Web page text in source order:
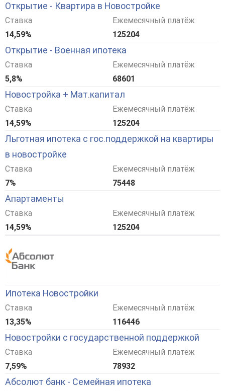
Открытие - Квартира в Новостройке
Ставка
14,59%
Ежемесячный платёж
125204
Открытие - Военная ипотека
Ставка
5,8%
Ежемесячный платёж
68601
Новостройка + Мат.капитал
Ставка
14,59%
Ежемесячный платёж
125204
Льготная ипотека с гос.поддержкой на квартиры
в новостройке
Ставка
7%
Ежемесячный платёж
75448
Апартаменты
Ставка
14,59%
Ежемесячный платёж
125204
Ипотека Новостройки
Ставка
13,35%
Ежемесячный платёж
116446
Новостройки с государственной поддержкой
Ставка
7,59%
Ежемесячный платёж
78932
Абсолют банк - Семейная ипотека